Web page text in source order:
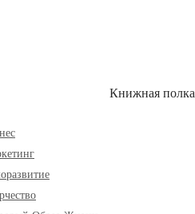
Книжная полка